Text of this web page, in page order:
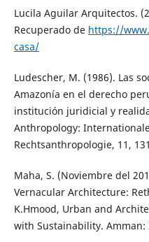
Lucila Aguilar Arquitectos.
Recuperado de https://
casa/
Ludescher, M. (1986). Las
Amazonía en el derecho
institución juridicial y
Anthropology:
Rechtsanthropologie, 11,
Maha, S. (Noviembre del
Vernacular Architecture:
K.Hmood, Urban and
with Sustainability. Amman: